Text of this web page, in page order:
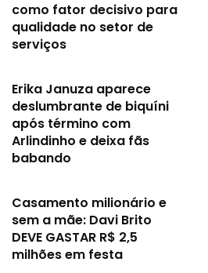
como fator decisivo para
qualidade no setor de
serviços
Erika Januza aparece
deslumbrante de biquíni
após término com
Arlindinho e deixa fãs
babando
Casamento milionário e
sem a mãe: Davi Brito
DEVE GASTAR R$ 2,5
milhões em festa